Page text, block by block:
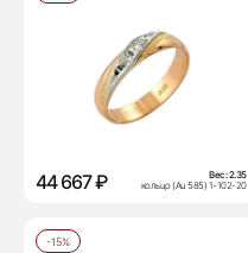
44 667 ₽ Вес:2.35
кольцо (Au 585) 1-102-20
-15%